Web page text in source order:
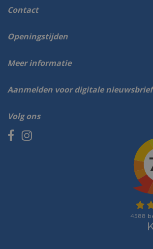
Contact
Volg ons
Openingstijden
Meer informatie
Aanmelden voor digitale nieuwsbrief